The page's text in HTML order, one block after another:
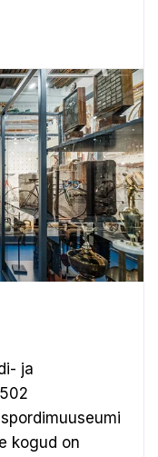
ja
kogud on